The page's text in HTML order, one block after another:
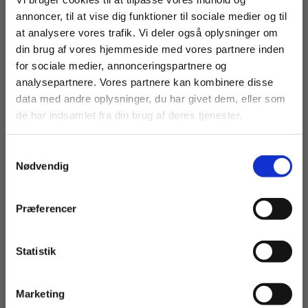
annoncer, til at vise dig funktioner til sociale medier og til
at analysere vores trafik. Vi deler også oplysninger om
din brug af vores hjemmeside med vores partnere inden
for sociale medier, annonceringspartnere og
analysepartnere. Vores partnere kan kombinere disse
data med andre oplysninger, du har givet dem, eller som
de har indsamlet fra din brug af deres tjenester.
Nødvendig
Præferencer
Statistik
Marketing
Kildeangivelser
Stikord
Forord
Fagets forord
Det er med stor fornøjelse, at vi kan præsentere
produktionen” i hovedforløbet på
Det faglige Udvalg for Gastronomuddannelsen
følgende skoler har været inddraget i
udviklingsarbejdet: Food College Aalborg, Teknisk
skole Silkeborg samt Hotel- og Restaurantskolen i
København.
For privatkunder og
studerende. Du får
vist priser inkl.
For institutioner og
virksomheder. Du
får vist priser ekskl.